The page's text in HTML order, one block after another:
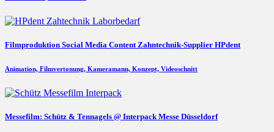
Filmproduktion Social Media Content Zahntechnik-Supplier HPdent
Animation, Filmvertonung, Kameramann, Konzept, Videoschnitt
Messefilm: Schütz & Tennagels @ Interpack Messe Düsseldorf